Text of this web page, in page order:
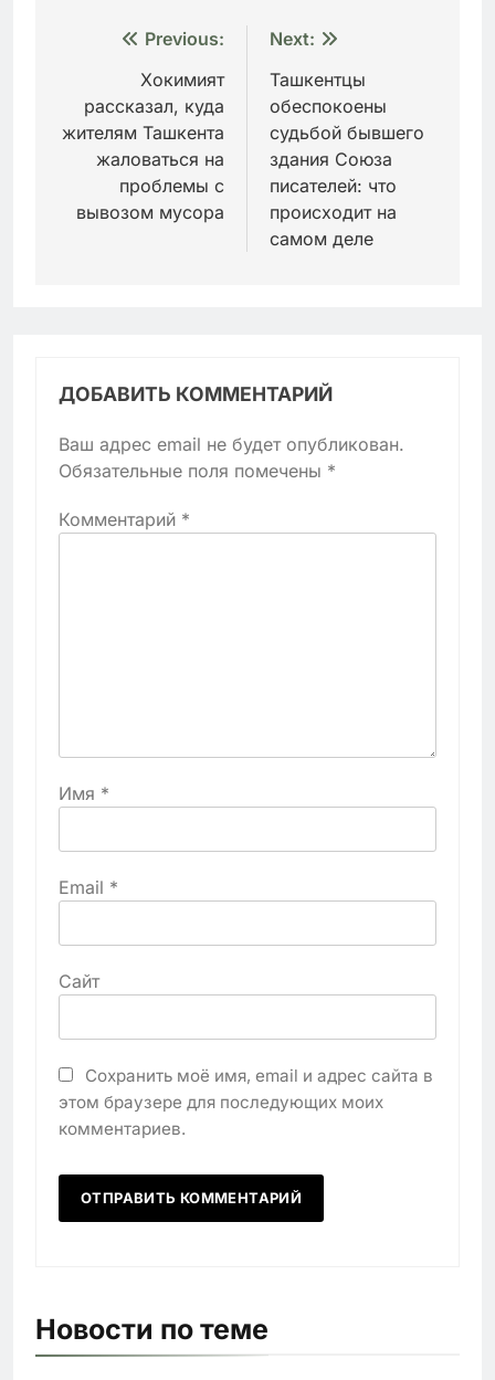
Навигация
записям
Previous:
Хокимият
рассказал, куда
жителям Ташкента
жаловаться на
проблемы с
вывозом мусора
Next:
Ташкентцы
обеспокоены
судьбой бывшего
здания Союза
писателей: что
происходит на
самом деле
ДОБАВИТЬ КОММЕНТАРИЙ
Ваш адрес email не будет опубликован.
Обязательные поля помечены *
Комментарий *
Имя *
Email *
Сайт
Сохранить моё имя, email и адрес сайта в
этом браузере для последующих моих
комментариев.
Новости по теме